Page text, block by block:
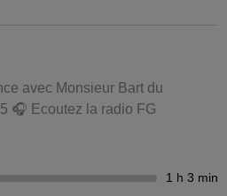
avec Monsieur Bart du
🎧 Ecoutez la radio FG
1 h 3 min